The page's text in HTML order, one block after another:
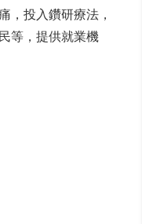
，投入鑽研療法，
等，提供就業機